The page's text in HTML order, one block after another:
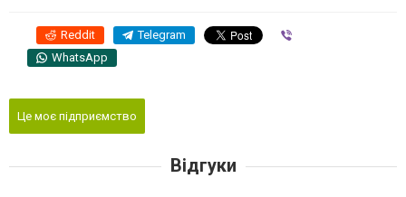
Reddit Telegram
WhatsApp
Це моє підприємство
Відгуки